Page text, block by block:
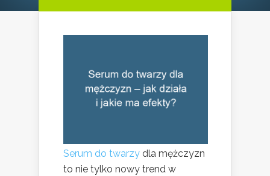
Serum do twarzy dla mężczyzn
to nie tylko nowy trend w